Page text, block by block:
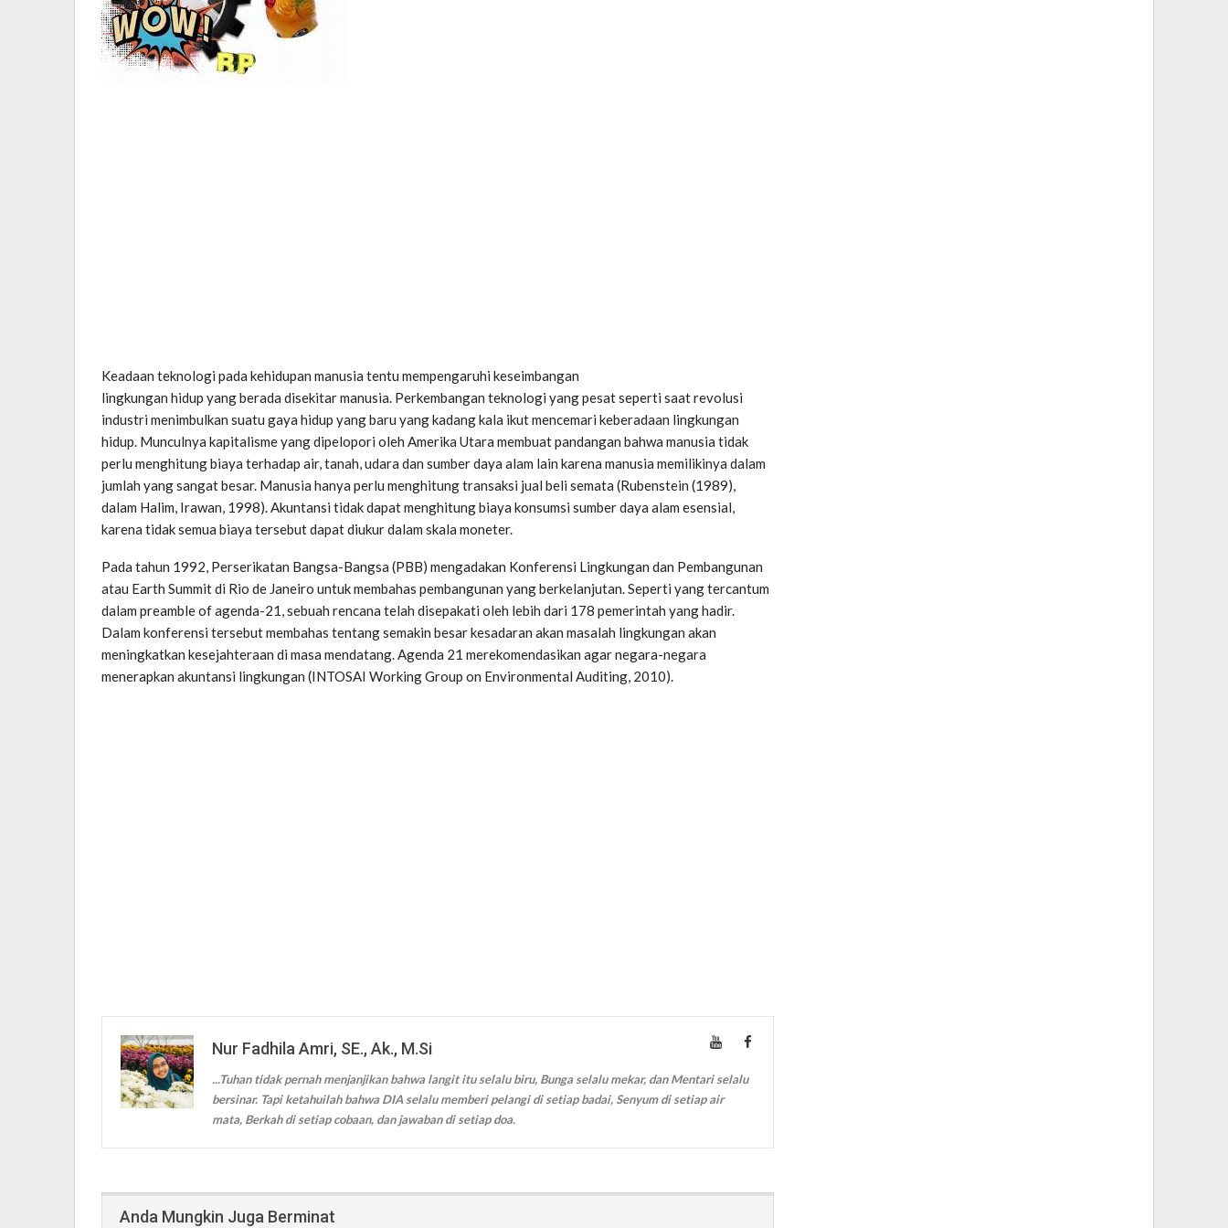
Keadaan teknologi pada kehidupan manusia tentu mempengaruhi keseimbangan
lingkungan hidup yang berada disekitar manusia. Perkembangan teknologi yang pesat seperti saat revolusi
industri menimbulkan suatu gaya hidup yang baru yang kadang kala ikut mencemari keberadaan lingkungan
hidup. Munculnya kapitalisme yang dipelopori oleh Amerika Utara membuat pandangan bahwa manusia tidak
perlu menghitung biaya terhadap air, tanah, udara dan sumber daya alam lain karena manusia memilikinya dalam
jumlah yang sangat besar. Manusia hanya perlu menghitung transaksi jual beli semata (Rubenstein (1989),
dalam Halim, Irawan, 1998). Akuntansi tidak dapat menghitung biaya konsumsi sumber daya alam esensial,
karena tidak semua biaya tersebut dapat diukur dalam skala moneter.
Pada tahun 1992, Perserikatan Bangsa-Bangsa (PBB) mengadakan Konferensi Lingkungan dan Pembangunan
atau Earth Summit di Rio de Janeiro untuk membahas pembangunan yang berkelanjutan. Seperti yang tercantum
dalam preamble of agenda-21, sebuah rencana telah disepakati oleh lebih dari 178 pemerintah yang hadir.
Dalam konferensi tersebut membahas tentang semakin besar kesadaran akan masalah lingkungan akan
meningkatkan kesejahteraan di masa mendatang. Agenda 21 merekomendasikan agar negara-negara
menerapkan akuntansi lingkungan (INTOSAI Working Group on Environmental Auditing, 2010).
Nur Fadhila Amri, SE., Ak., M.Si
...Tuhan tidak pernah menjanjikan bahwa langit itu selalu biru, Bunga selalu mekar, dan Mentari selalu
bersinar. Tapi ketahuilah bahwa DIA selalu memberi pelangi di setiap badai, Senyum di setiap air
mata, Berkah di setiap cobaan, dan jawaban di setiap doa.
Anda Mungkin Juga Berminat